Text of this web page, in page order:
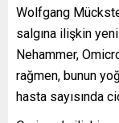
Wolfgang
salgına ilişkin
Nehammer,
rağmen, bunun
hasta sayısında